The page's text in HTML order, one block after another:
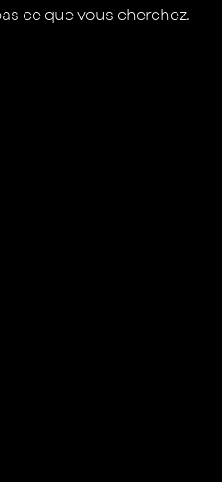
ce que vous cherchez.